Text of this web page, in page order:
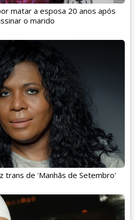
matar a esposa 20 anos após
o marido
trans de 'Manhãs de Setembro'